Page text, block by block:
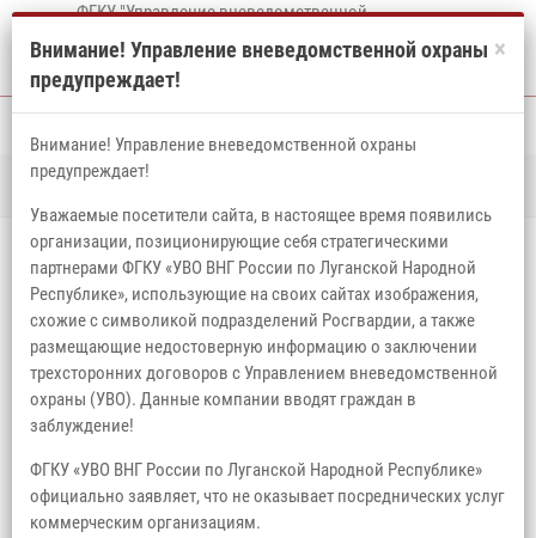
×
Внимание! Управление вневедомственной охраны
предупреждает!
Внимание! Управление вневедомственной охраны
предупреждает!
Уважаемые посетители сайта, в настоящее время появились
организации, позиционирующие себя стратегическими
партнерами ФГКУ «УВО ВНГ России по Луганской Народной
Республике», использующие на своих сайтах изображения,
схожие с символикой подразделений Росгвардии, а также
размещающие недостоверную информацию о заключении
трехсторонних договоров с Управлением вневедомственной
охраны (УВО). Данные компании вводят граждан в
заблуждение!
ФГКУ «УВО ВНГ России по Луганской Народной Республике»
официально заявляет, что не оказывает посреднических услуг
коммерческим организациям.
ФГКУ "Управление вневедомственной
Российской Федерации по Луганской
Народной Республике"
Главная Новости
ПРОФИЛАКТИКА ЗАВИСИМОСТЕЙ —
ОДНО ИЗ ВАЖНЫМ НАПРАВЛЕНИЙ
ПОЛИТИЧЕСКОЙ РАБОТЫ.
25 декабря 2025, 11:44